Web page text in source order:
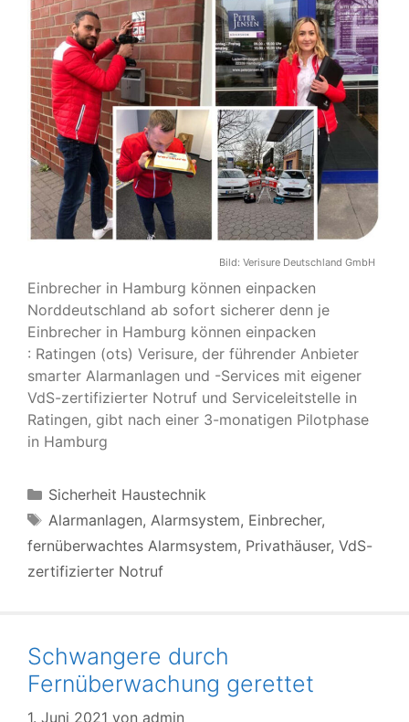
Bild: Verisure Deutschland GmbH
Einbrecher in Hamburg können einpacken
Norddeutschland ab sofort sicherer denn je
Einbrecher in Hamburg können einpacken
: Ratingen (ots) Verisure, der führender Anbieter
smarter Alarmanlagen und -Services mit eigener
VdS-zertifizierter Notruf und Serviceleitstelle in
Ratingen, gibt nach einer 3-monatigen Pilotphase
in Hamburg
Kategorien
Sicherheit Haustechnik
Schlagwörter
Alarmanlagen, Alarmsystem, Einbrecher,
fernüberwachtes Alarmsystem, Privathäuser, VdS-
zertifizierter Notruf
Schwangere durch
Fernüberwachung gerettet
1. Juni 2021 von admin